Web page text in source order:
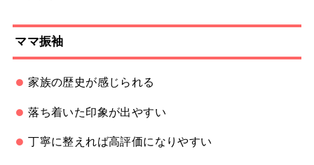
ママ振袖
家族の歴史が感じられる
落ち着いた印象が出やすい
丁寧に整えれば高評価になりやすい